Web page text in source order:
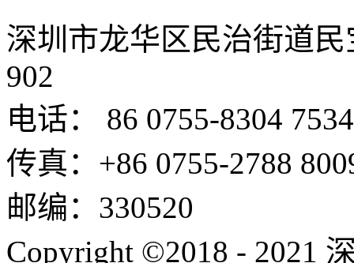
深圳市龙华区民治街道
902
电话： 86 0755-8304 7534
传真：+86 0755-2788
邮编：330520
Copyright ©2018 - 2021